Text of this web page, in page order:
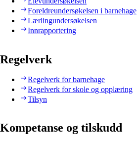
Foreldreundersøkelsen i barnehage
Lærlingundersøkelsen
Innrapportering
Regelverk
Regelverk for barnehage
Regelverk for skole og opplæring
Tilsyn
Kompetanse og tilskudd